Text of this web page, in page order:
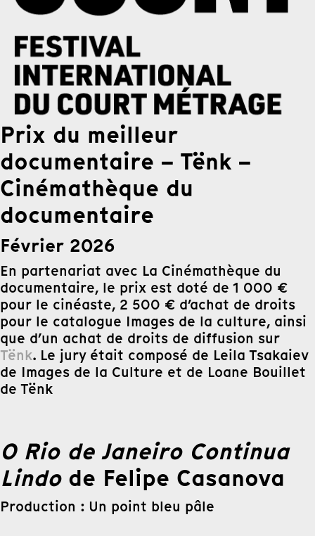
Prix du meilleur
documentaire – Tënk –
Cinémathèque du
documentaire
Février 2026
En partenariat avec La Cinémathèque du
documentaire, le prix est doté de 1 000 €
pour le cinéaste, 2 500 € d’achat de droits
pour le catalogue Images de la culture, ainsi
que d’un achat de droits de diffusion sur
Tënk. Le jury était composé de Leila Tsakaiev
de Images de la Culture et de Loane Bouillet
de Tënk
O Rio de Janeiro Continua
Lindode Felipe Casanova
Production : Un point bleu pâle